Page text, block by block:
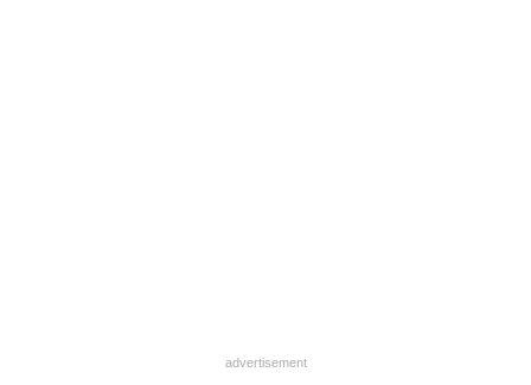
advertisement